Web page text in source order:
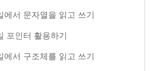
에서 문자열을 읽고 쓰기
포인터 활용하기
에서 구조체를 읽고 쓰기